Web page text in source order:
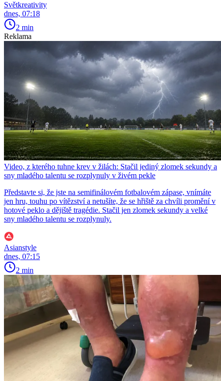
Světkreativity
dnes, 07:18
2 min
Reklama
Video, z kterého tuhne krev v žilách: Stačil jediný zlomek sekundy a
sny mladého talentu se rozplynuly v živém pekle
Představte si, že jste na semifinálovém fotbalovém zápase, vnímáte
jen hru, touhu po vítězství a netušíte, že se hřiště za chvíli promění v
hotové peklo a dějiště tragédie. Stačil jen zlomek sekundy a velké
sny mladého talentu se rozplynuly.
Asianstyle
dnes, 07:15
2 min